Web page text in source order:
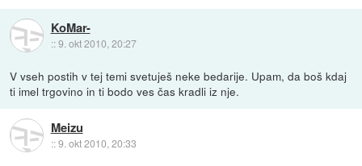
KoMar-
::9. okt 2010, 20:27
V vseh postih v tej temi svetuješ neke bedarije. Upam, da boš kdaj
ti imel trgovino in ti bodo ves čas kradli iz nje.
Meizu
::9. okt 2010, 20:33